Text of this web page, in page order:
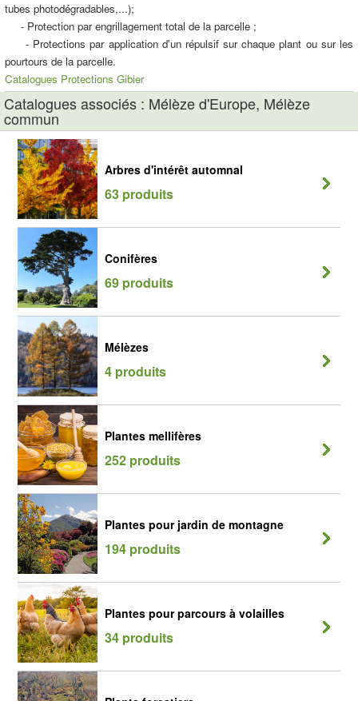
tubes photodégradables,...);
- Protection par engrillagement total de la parcelle ;
- Protections par application d'un répulsif sur chaque plant ou sur les
pourtours de la parcelle.
Catalogues Protections Gibier
Catalogues associés : Mélèze d'Europe, Mélèze
commun
Arbres d'intérêt automnal
63 produits
Conifères
69 produits
Mélèzes
4 produits
Plantes mellifères
252 produits
Plantes pour jardin de montagne
194 produits
Plantes pour parcours à volailles
34 produits